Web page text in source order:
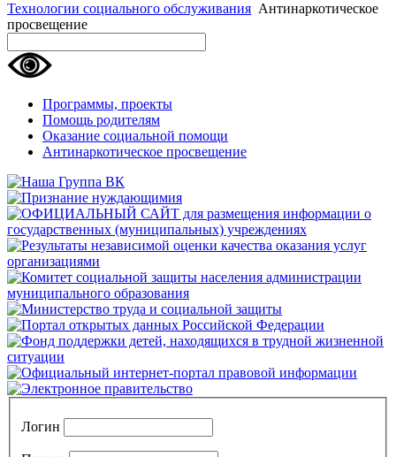
Технологии социального обслуживания Антинаркотическое
просвещение
Программы, проекты
Помощь родителям
Оказание социальной помощи
Антинаркотическое просвещение
Логин